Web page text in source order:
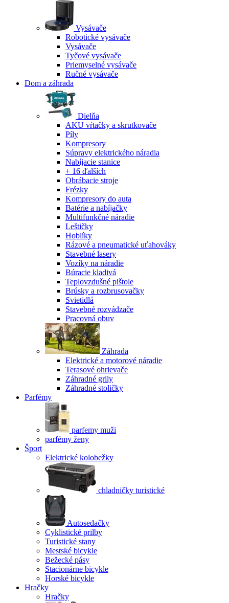
Vysávače
Robotické vysávače
Vysávače
Tyčové vysávače
Priemyselné vysávače
Ručné vysávače
Dom a záhrada
Dielňa
AKU vŕtačky a skrutkovače
Píly
Kompresory
Súpravy elektrického náradia
Nabíjacie stanice
+ 16 ďalších
Obrábacie stroje
Frézky
Kompresory do auta
Batérie a nabíjačky
Multifunkčné náradie
Leštičky
Hoblíky
Rázové a pneumatické uťahováky
Stavebné lasery
Vozíky na náradie
Búracie kladivá
Teplovzdušné pištole
Brúsky a rozbrusovačky
Svietidlá
Stavebné rozvádzače
Pracovná obuv
Záhrada
Elektrické a motorové náradie
Terasové ohrievače
Záhradné grily
Záhradné stoličky
Parfémy
parfemy muži
parfémy ženy
Šport
Elektrické kolobežky
chladničky turistické
Autosedačky
Cyklistické prilby
Turistické stany
Mestské bicykle
Bežecké pásy
Stacionárne bicykle
Horské bicykle
Hračky
Hračky